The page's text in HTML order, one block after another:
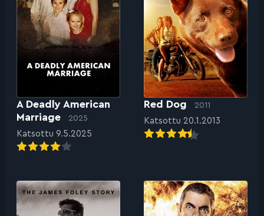
A Deadly American
Marriage
2025
Katsottu 9.5.2025
Red Dog 2011
Katsottu 20.1.2013